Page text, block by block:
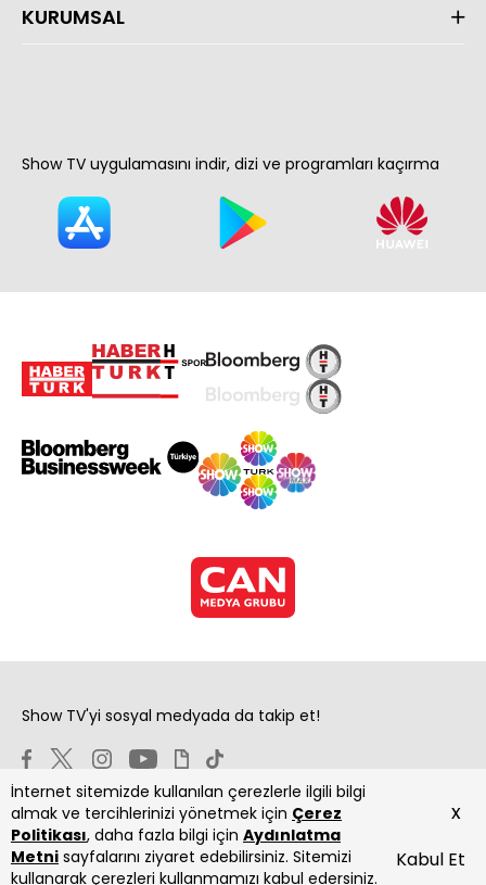
İnternet sitemizde kullanılan çerezlerle ilgili bilgi
almak ve tercihlerinizi yönetmek için Çerez
Politikası, daha fazla bilgi için Aydınlatma
Metni sayfalarını ziyaret edebilirsiniz. Sitemizi
kullanarak çerezleri kullanmamızı kabul edersiniz.
Kabul Et
x
KURUMSAL
Show TV uygulamasını indir, dizi ve programları kaçırma
Show TV'yi sosyal medyada da takip et!
Copyright 2026 Show Televizyon Yayıncılık A.Ş.